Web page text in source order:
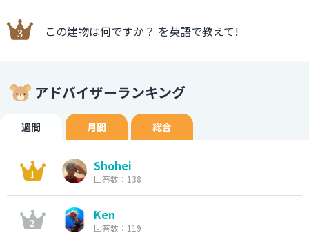
この建物は何ですか？ を英語で教えて!
アドバイザーランキング
週間 月間 総合
Shohei
回答数：138
Ken
回答数：119